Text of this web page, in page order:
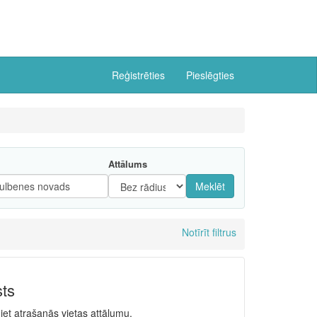
Reģistrēties Pieslēgties
Attālums
Meklēt
Notīrīt filtrus
atrašanās vietas attālumu.